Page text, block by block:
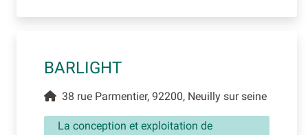
BARLIGHT
38 rue Parmentier, 92200, Neuilly sur seine
La conception et exploitation de